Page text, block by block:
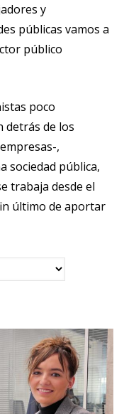
y
públicas vamos a
público
poco
detrás de los
,
sociedad pública,
trabaja desde el
último de aportar